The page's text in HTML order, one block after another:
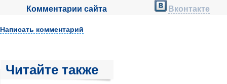
Комментарии сайта Вконтакте
Написать комментарий
Читайте также